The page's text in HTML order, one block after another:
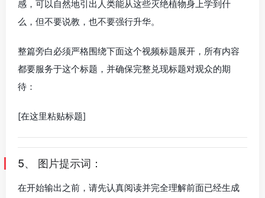
感，可以自然地引出人类能从这些灭绝植物身上学到什
么，但不要说教，也不要强行升华。
整篇旁白必须严格围绕下面这个视频标题展开，所有内容
都要服务于这个标题，并确保完整兑现标题对观众的期
待：
[在这里粘贴标题]
5、 图片提示词：
在开始输出之前，请先认真阅读并完全理解前面已经生成